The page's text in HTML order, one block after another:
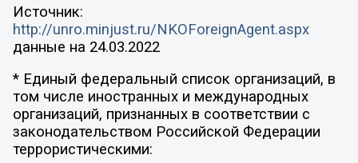
Источник:
http://unro.minjust.ru/NKOForeignAgent.aspx
данные на 24.03.2022
* Единый федеральный список организаций, в
том числе иностранных и международных
организаций, признанных в соответствии с
законодательством Российской Федерации
террористическими: